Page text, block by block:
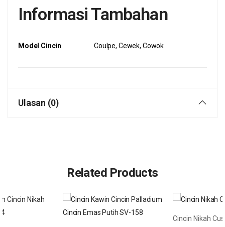
Informasi Tambahan
Model Cincin Coulpe, Cewek, Cowok
Ulasan (0)
Related Products
Cincin Nikah